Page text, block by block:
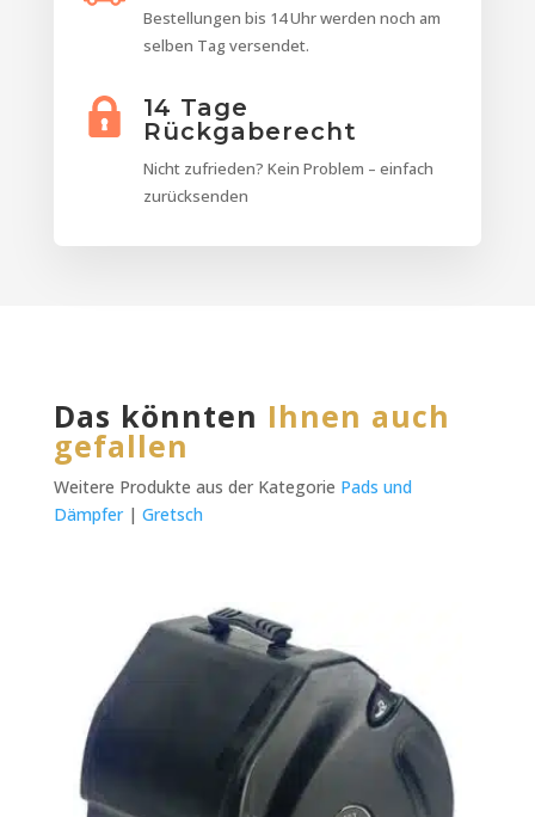
Bestellungen bis 14 Uhr werden noch am
selben Tag versendet.
14 Tage
Rückgaberecht
Nicht zufrieden? Kein Problem – einfach
zurücksenden
Das könnten Ihnen auch
gefallen
Weitere Produkte aus der Kategorie Pads und
Dämpfer| Gretsch